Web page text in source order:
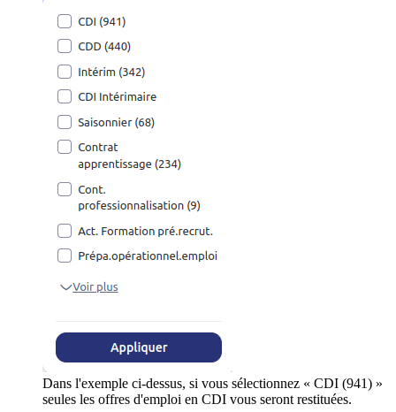
Dans l'exemple ci-dessus, si vous sélectionnez « CDI (941) »
seules les offres d'emploi en CDI vous seront restituées.